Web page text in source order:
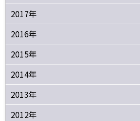
2017年
2016年
2015年
2014年
2013年
2012年